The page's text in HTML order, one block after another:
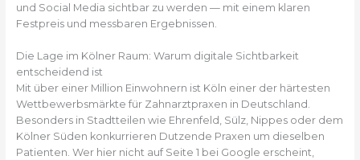
und Social Media sichtbar zu werden — mit einem klaren
Festpreis und messbaren Ergebnissen.
Die Lage im Kölner Raum: Warum digitale Sichtbarkeit
entscheidend ist
Mit über einer Million Einwohnern ist Köln einer der härtesten
Wettbewerbsmärkte für Zahnarztpraxen in Deutschland.
Besonders in Stadtteilen wie Ehrenfeld, Sülz, Nippes oder dem
Kölner Süden konkurrieren Dutzende Praxen um dieselben
Patienten. Wer hier nicht auf Seite 1 bei Google erscheint,